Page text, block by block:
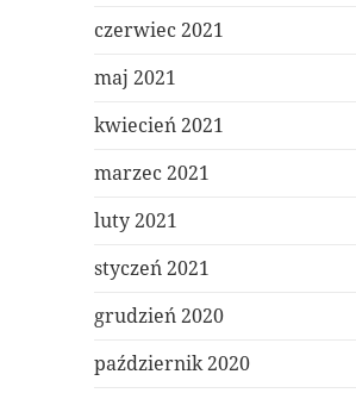
czerwiec 2021
maj 2021
kwiecień 2021
marzec 2021
luty 2021
styczeń 2021
grudzień 2020
październik 2020